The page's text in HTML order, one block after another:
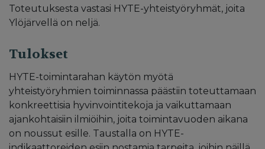
Toteutuksesta vastasi HYTE-yhteistyöryhmät, joita
Ylöjärvellä on neljä.
Tulokset
HYTE-toimintarahan käytön myötä
yhteistyöryhmien toiminnassa päästiin toteuttamaan
konkreettisia hyvinvointitekoja ja vaikuttamaan
ajankohtaisiin ilmiöihin, joita toimintavuoden aikana
on noussut esille. Taustalla on HYTE-